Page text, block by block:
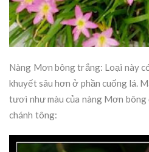
Nàng Mơn bông trắng: Loại này
khuyết sâu hơn ở phần cuống lá.
tươi như màu của nàng Mơn
chánh tông: